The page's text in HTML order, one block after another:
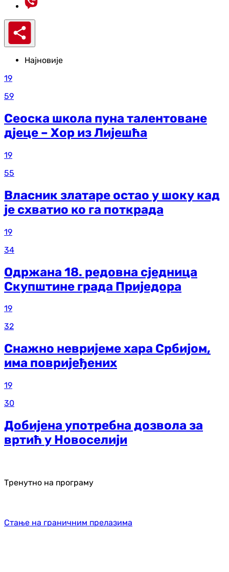
Најновије
19
59
Сеоска школа пуна талентоване
дјеце – Хор из Лијешћа
19
55
Власник златаре остао у шоку кад
је схватио ко га поткрада
19
34
Одржана 18. редовна сједница
Скупштине града Приједора
19
32
Снажно невријеме хара Србијом,
има повријеђених
19
30
Добијена употребна дозвола за
вртић у Новоселији
Тренутно на програму
Стање на граничним прелазима